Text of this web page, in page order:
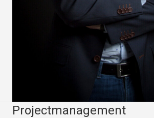
Projectmanagement